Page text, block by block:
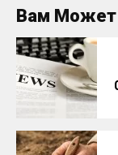
Вам Может